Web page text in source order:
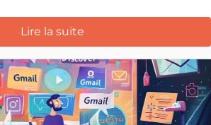
Lire la suite